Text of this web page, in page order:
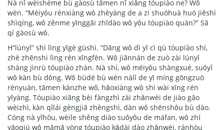
Nà nǐ wèishéme bù gàosù tāmen nǐ xiǎng tóupiào ne? Wǒ
wèn. “Méiyǒu rénxiàng wǒ zhèyàng de a zi shuōhuà huò jiěshì
shìqíng, wǒ zěnme yīnggāi zhīdào wǒ yǒu tóupiào quán?” Sā
qí gàosù wǒ.
H“lúnyǐ” shì lìng yīgè gùshì. “Dāng wǒ dì yī cì qù tóupiào shí,
zhè zhēnshi lìng rén xīngfèn. Wǒ jiānnán de zuò zài lúnyǐ
shàng jìnrù tóupiào zhàn. Nà shí, wǒ méiyǒu shàngxué, suǒyǐ
wǒ kàn bù dǒng. Wǒ bùdé bù wèn nàlǐ de yī míng gōngzuò
rényuán, tāmen kànzhe wǒ, hǎoxiàng wǒ shì wài xīng rén
yīyàng. Tóupiào xiāng bèi fàngzhì zài zhǎnwèi de jiào gāo
wèizhì, kàn qǐlái gèngjiā zhèngshì, dàn wǒ shēnshǒu bù dào.
Cóng nà yǐhòu, wèile shěng diào suǒyǒu de máfan, wǒ zhǐ
yāoqiú wǒ māmā yòng tóupiào kǎdài dào zhǎnwèi, ránhòu